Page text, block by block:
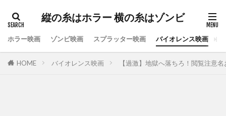
縦の糸はホラー 横の糸はゾンビ
ホラー映画 ゾンビ映画 スプラッター映画 バイオレンス映画
HOME バイオレンス映画 【過激】地獄へ落ちろ！閲覧注意